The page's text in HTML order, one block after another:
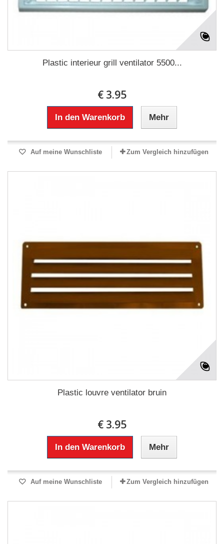
Plastic interieur grill ventilator 5500...
€ 3.95
In den Warenkorb Mehr
Auf meine Wunschliste Zum Vergleich hinzufügen
Plastic louvre ventilator bruin
€ 3.95
In den Warenkorb Mehr
Auf meine Wunschliste Zum Vergleich hinzufügen